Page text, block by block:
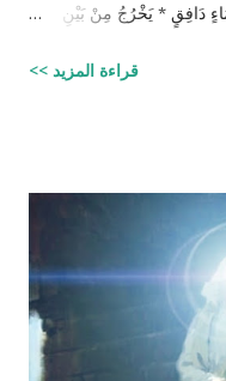
مَاءٍ دَافِقٍ * يَخْرُجُ مِنْ بَيْنِ
مني الرجل من منطقته
خارج البطن بعيداً عن
مقصد الآية اكثر :" ماء
فعلا مني الرجل مني
مني الرجل أنثا بإذن الله "
قراءة المزيد >>